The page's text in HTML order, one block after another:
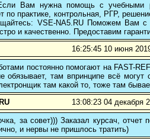
Вам нужна помощь с учебными
по практике, контрольная, РГР,
VSE-NA5.RU Поможем Вам
и качественно. Предоставим
16:25:45 10 июня
постоянно помогают на FAST-
обязывает, там впринципе всё
там какой то, тоже там
13:08:23 04 декабря
за совет))) Заказал курсач,
и нервы не пришлось тратить)